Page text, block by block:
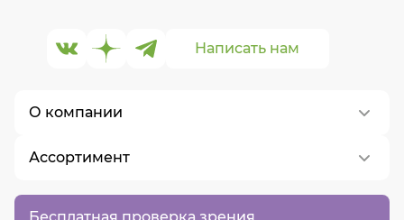
Бесплатная проверка зрения
О компании
О нас
Контакты
Ассортимент
Написать нам